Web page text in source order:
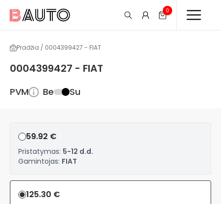
0
Pradžia / 0004399427 - FIAT
0004399427 - FIAT
PVM Be Su
59.92 €
Pristatymas: 5-12 d.d.
Gamintojas: FIAT
125.30 €